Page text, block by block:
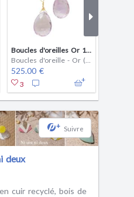
Boucles d'oreilles Or 18ct et Amethyste Rose de France
Boucles d'oreille - Or (jaune)
525.00 €
3
+ Suivre
deux
cuir recyclé, bois de